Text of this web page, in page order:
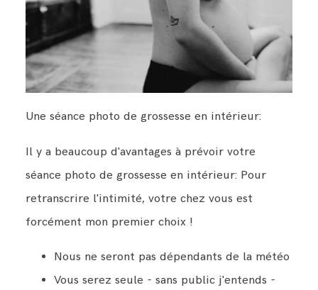
Une séance photo de grossesse en intérieur:
Il y a beaucoup d'avantages à prévoir votre
séance photo de grossesse en intérieur: Pour
retranscrire l'intimité, votre chez vous est
forcément mon premier choix !
Nous ne seront pas dépendants de la météo
Vous serez seule - sans public j'entends -